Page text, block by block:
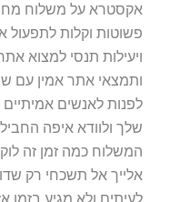
אקסטרא על משלוח
פשוטות וקלות לתפעול
ויעילות תנסי למצוא
ותמצאי אתר אמין עם
לפנות לאנשים
שלך ולוודא איפה
המשלוח כמה זמן זה
אלייך אל תשכחי רק
לעיתים ולא מגיע בזמן